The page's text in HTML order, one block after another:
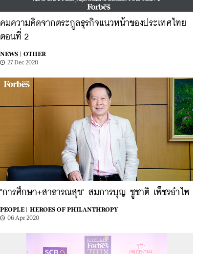
คมความคิดจากตระกูลธุรกิจแนวหน้าของประเทศไทย
ตอนที่ 2
NEWS |
OTHER
27 Dec 2020
"การศึกษา+สาธารณสุข" สมการบุญ ชูชาติ เพ็ชรอำไพ
PEOPLE |
HEROES OF PHILANTHROPY
06 Apr 2020